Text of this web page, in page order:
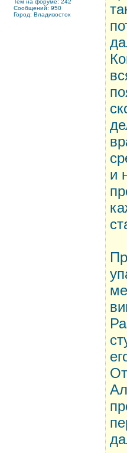
Тем на форуме: 242
Сообщений: 950
Город: Владивосток
и